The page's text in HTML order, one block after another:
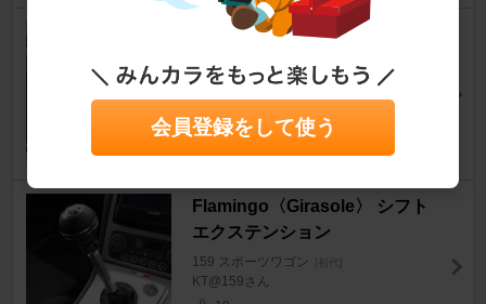
エナジーウィズ LN4 Tuflong E
159 スポーツワゴン
5
Flamingo〈Girasole〉 シフト
エクステンション
159 スポーツワゴン [初代]
KT@159さん
会員登録をして使う